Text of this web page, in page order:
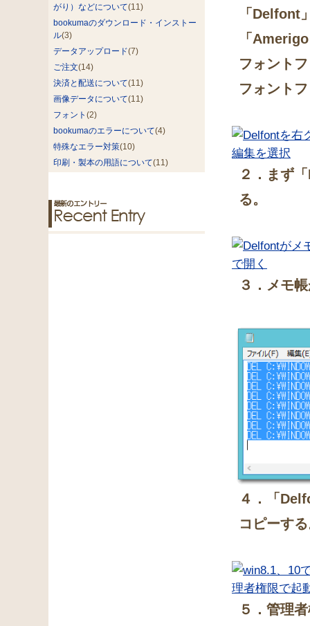
「Delfont
「
フォント
フォント
２．まず
る。
３．メモ
４．「
コピーす
５．管理
がり）などについて(11)
bookumaのダウンロード・インストー
ル(3)
データアップロード(7)
ご注文(14)
決済と配送について(11)
画像データについて(11)
フォント (2)
bookumaのエラーについて(4)
特殊なエラー対策(10)
印刷・製本の用語について(11)